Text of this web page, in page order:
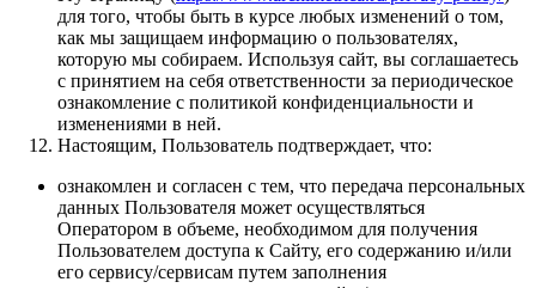
для того, чтобы быть в курсе любых изменений о том,
как мы защищаем информацию о пользователях,
которую мы собираем. Используя сайт, вы соглашаетесь
с принятием на себя ответственности за периодическое
ознакомление с политикой конфиденциальности и
изменениями в ней.
Настоящим, Пользователь подтверждает, что:
ознакомлен и согласен с тем, что передача персональных
данных Пользователя может осуществляться
Оператором в объеме, необходимом для получения
Пользователем доступа к Сайту, его содержанию и/или
его сервису/сервисам путем заполнения